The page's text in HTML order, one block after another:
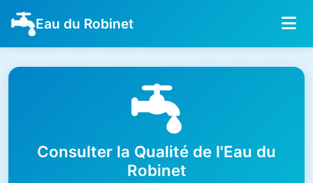
Eau du Robinet
Consulter la Qualité de l'Eau du
Robinet